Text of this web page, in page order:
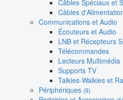
Câbles Spéciaux et
Câbles
Communications et Audio
Écouteurs et Audio
LNB et Récepteurs
Télécommandes
Lecteurs Multimédia
Supports TV
Talkies-Walkies et
Périphériques (9)